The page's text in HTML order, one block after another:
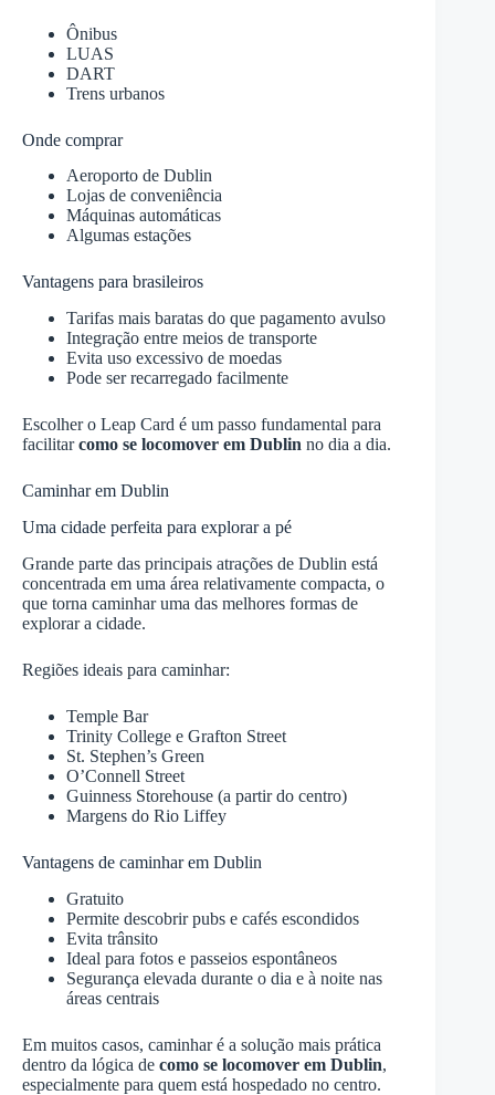
Ônibus
LUAS
DART
Trens urbanos
Onde comprar
Aeroporto de Dublin
Lojas de conveniência
Máquinas automáticas
Algumas estações
Vantagens para brasileiros
Tarifas mais baratas do que pagamento avulso
Integração entre meios de transporte
Evita uso excessivo de moedas
Pode ser recarregado facilmente
Escolher o Leap Card é um passo fundamental para
facilitarcomo se locomover em Dublin no dia a dia.
Caminhar em Dublin
Uma cidade perfeita para explorar a pé
Grande parte das principais atrações de Dublin está
concentrada em uma área relativamente compacta, o
que torna caminhar uma das melhores formas de
explorar a cidade.
Regiões ideais para caminhar:
Temple Bar
Trinity College e Grafton Street
St. Stephen’s Green
O’Connell Street
Guinness Storehouse (a partir do centro)
Margens do Rio Liffey
Vantagens de caminhar em Dublin
Gratuito
Permite descobrir pubs e cafés escondidos
Evita trânsito
Ideal para fotos e passeios espontâneos
Segurança elevada durante o dia e à noite nas
áreas centrais
Em muitos casos, caminhar é a solução mais prática
dentro da lógica de como se locomover em Dublin,
especialmente para quem está hospedado no centro.